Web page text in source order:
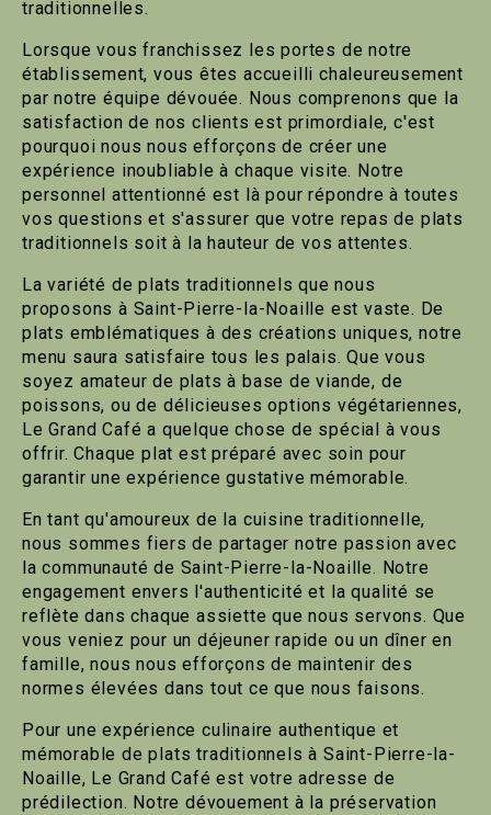
traditionnelles.
Lorsque vous franchissez les portes de notre
établissement, vous êtes accueilli chaleureusement
par notre équipe dévouée. Nous comprenons que la
satisfaction de nos clients est primordiale, c'est
pourquoi nous nous efforçons de créer une
expérience inoubliable à chaque visite. Notre
personnel attentionné est là pour répondre à toutes
vos questions et s'assurer que votre repas de plats
traditionnels soit à la hauteur de vos attentes.
La variété de plats traditionnels que nous
proposons à Saint-Pierre-la-Noaille est vaste. De
plats emblématiques à des créations uniques, notre
menu saura satisfaire tous les palais. Que vous
soyez amateur de plats à base de viande, de
poissons, ou de délicieuses options végétariennes,
Le Grand Café a quelque chose de spécial à vous
offrir. Chaque plat est préparé avec soin pour
garantir une expérience gustative mémorable.
En tant qu'amoureux de la cuisine traditionnelle,
nous sommes fiers de partager notre passion avec
la communauté de Saint-Pierre-la-Noaille. Notre
engagement envers l'authenticité et la qualité se
reflète dans chaque assiette que nous servons. Que
vous veniez pour un déjeuner rapide ou un dîner en
famille, nous nous efforçons de maintenir des
normes élevées dans tout ce que nous faisons.
Pour une expérience culinaire authentique et
mémorable de plats traditionnels à Saint-Pierre-la-
Noaille, Le Grand Café est votre adresse de
prédilection. Notre dévouement à la préservation